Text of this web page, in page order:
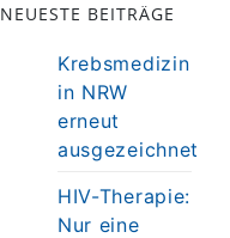
NEUESTE BEITRÄGE
Krebsmedizin
in NRW
erneut
ausgezeichnet
HIV-Therapie:
Nur eine